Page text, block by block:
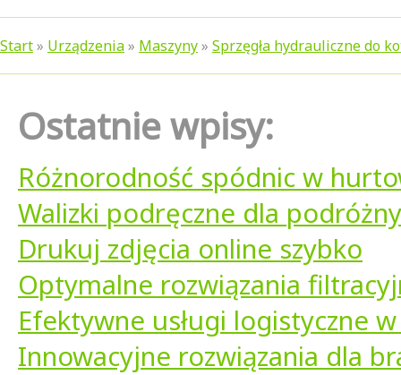
Start» Urządzenia» Maszyny» Sprzęgła hydrauliczne do
Ostatnie wpisy:
Różnorodność spódnic w
Walizki podręczne dla
Drukuj zdjęcia online szybko
Optymalne rozwiązania
Efektywne usługi logistyczne
Innowacyjne rozwiązania dla